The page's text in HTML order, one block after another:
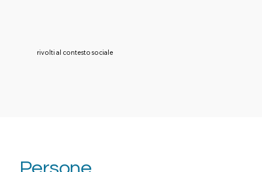
rivolti al contesto sociale